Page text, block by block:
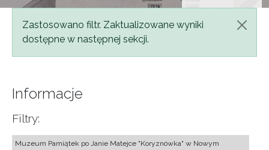
Komunikat
Zastosowano filtr. Zaktualizowane wyniki
dostępne w następnej sekcji.
Informacje
Filtry:
Muzeum Pamiątek po Janie Matejce "Koryznówka" w Nowym